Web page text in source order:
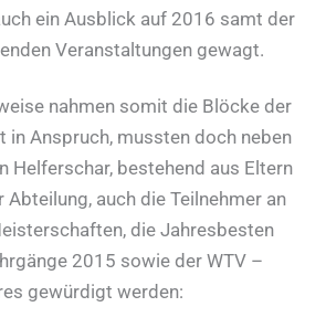
ein Ausblick auf 2016 samt der
Veranstaltungen gewagt.
nahmen somit die Blöcke der
in Anspruch, mussten doch neben
Helferschar, bestehend aus Eltern
Abteilung, auch die Teilnehmer an
die Jahresbesten
2015 sowie der WTV –
gewürdigt werden: